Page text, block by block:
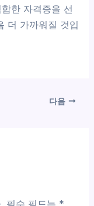
한 자격증을 선
더 가까워질 것입
다음
필수 필드는 *